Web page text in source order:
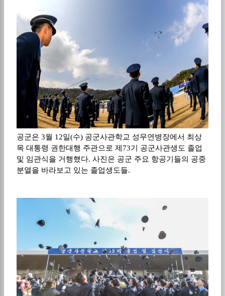
공군은 3월 12일(수) 공군사관학교 성무연병장에서 최상
목 대통령 권한대행 주관으로 제73기 공군사관생도 졸업
및 임관식을 거행했다. 사진은 공군 주요 항공기들의 공중
분열을 바라보고 있는 졸업생도들.